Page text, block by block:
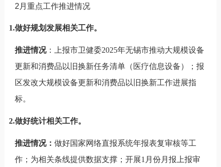
2月重点工作推进情况
1.做好规划发展相关工作。
推进情况：上报市卫健委2025年无锡市推动大规模设备
更新和消费品以旧换新任务清单（医疗信息设备）；报
区发改大规模设备更新和消费品以旧换新工作进展指
标。
2.做好统计相关工作。
推进情况： 做好国家网络直报系统年报表复审核等工
作；为相关条线提供数据支撑；开展1月份月报上报审